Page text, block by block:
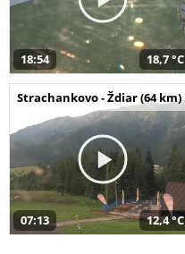
18:54 18,7 °C
Strachankovo - Ždiar (64 km)
07:13 12,4 °C